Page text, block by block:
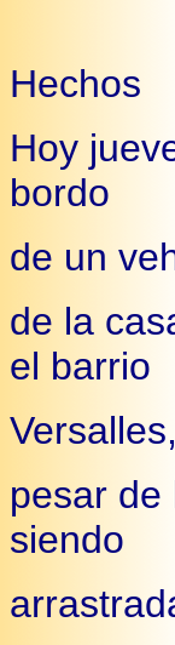
Hechos
Hoy
bordo
de un
de la
el barrio
pesar
siendo